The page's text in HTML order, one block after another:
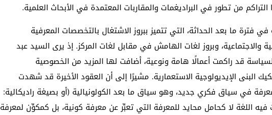
من تطور في البراديغمات والمقاربات المعتمدة في الأبحاث العلمية.
ما بعد الحداثة، التي تتميز ببروز الاشتغال بالتخصصات المعرفية
والاجتماعية، وبروز لغات الهامش في مقابل لغات المركز. إذ يرى السيد عبد
قد راكمت أعمالًا هامة ونوعية، أضافت لها المزيد من الخصوصية
البنى الإيديولوجية الاستعمارية. مشيرًا إلى أن العقود الأخيرة قد شهدت
في سياق فكري جديد، وهو سياق ما بعد الكولونيالية (أو بصيغة راديكالية:
فيه اللغة لا كحامل محايد للمعرفة التي تعبِّر عن معرفة كونية، بل كمكوِّن لمعرفة